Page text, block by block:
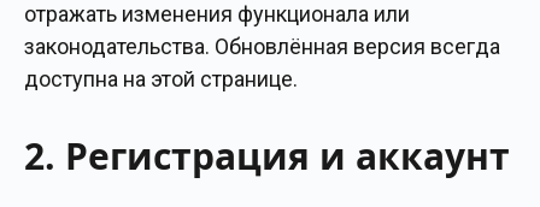
отражать изменения функционала или
законодательства. Обновлённая версия всегда
доступна на этой странице.
2. Регистрация и аккаунт